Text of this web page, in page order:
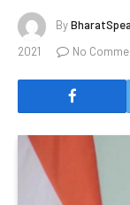
By
2021
No